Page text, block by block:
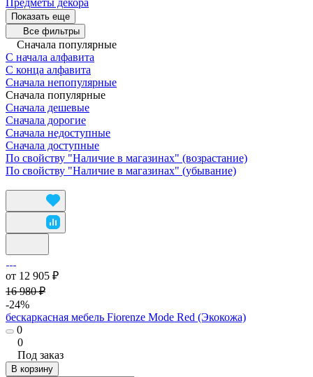
Показать еще
Все фильтры
Сначала популярные
С начала алфавита
С конца алфавита
Сначала непопулярные
Сначала популярные
Сначала дешевые
Сначала дорогие
Сначала недоступные
Сначала доступные
По свойству "Наличие в магазинах" (возрастание)
По свойству "Наличие в магазинах" (убывание)
от 12 905 ₽
16 980 ₽
-24%
бескаркасная мебель Fiorenze Mode Red (Экокожа)
0
0
Под заказ
В корзину